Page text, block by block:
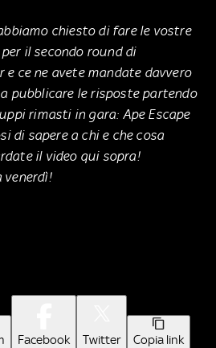
chiesto di fare le vostre
il secondo round di
e ce ne avete mandate davvero
pubblicare le risposte partendo
rimasti in gara: Ape Escape
di sapere a chi e che cosa
il video qui sopra!
Facebook Twitter Copia link